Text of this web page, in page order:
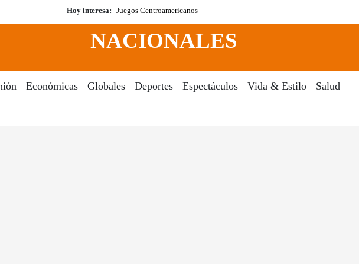
Hoy interesa: Juegos Centroamericanos
NACIONALES
Económicas Globales Deportes Espectáculos Vida & Estilo Salud